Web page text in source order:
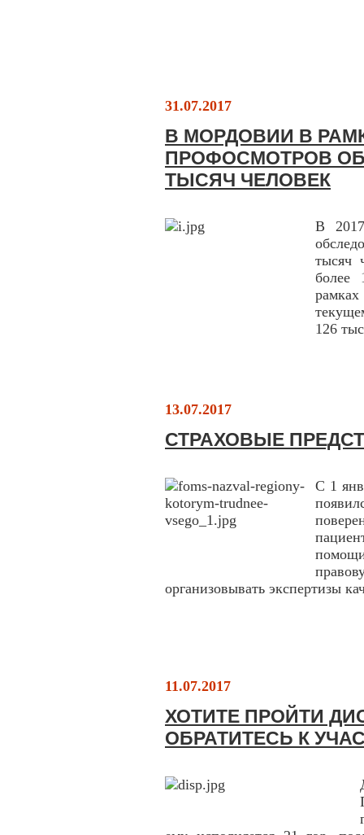
31.07.2017
В МОРДОВИИ В
ПРОФОСМОТРОВ
ТЫСЯЧ ЧЕЛОВЕК
В
тысяч
более
126
13.07.2017
СТРАХОВЫЕ
С 1
организовывать экспертизы
11.07.2017
ХОТИТЕ ПРОЙТИ
ОБРАТИТЕСЬ К